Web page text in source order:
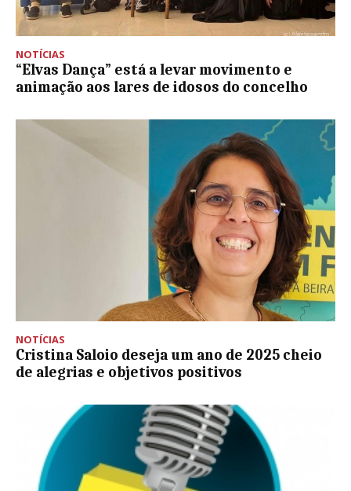
NOTÍCIAS
“Elvas Dança” está a levar movimento e
animação aos lares de idosos do concelho
NOTÍCIAS
Cristina Saloio deseja um ano de 2025 cheio
de alegrias e objetivos positivos